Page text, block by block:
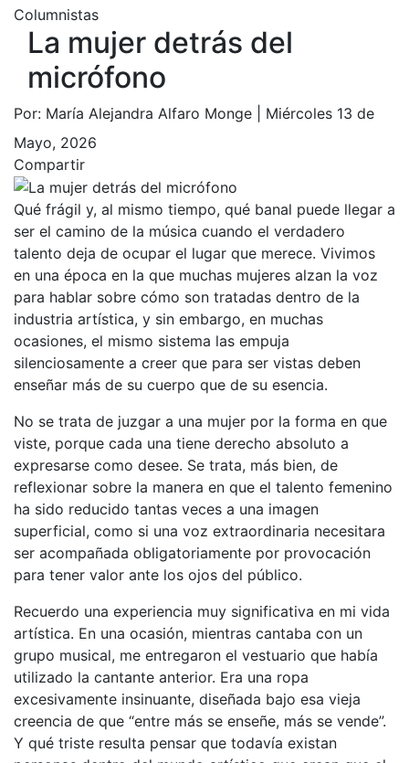
Columnistas
La mujer detrás del
micrófono
Por: María Alejandra Alfaro Monge | Miércoles 13 de
Mayo, 2026
Compartir
Qué frágil y, al mismo tiempo, qué banal puede llegar a
ser el camino de la música cuando el verdadero
talento deja de ocupar el lugar que merece. Vivimos
en una época en la que muchas mujeres alzan la voz
para hablar sobre cómo son tratadas dentro de la
industria artística, y sin embargo, en muchas
ocasiones, el mismo sistema las empuja
silenciosamente a creer que para ser vistas deben
enseñar más de su cuerpo que de su esencia.
No se trata de juzgar a una mujer por la forma en que
viste, porque cada una tiene derecho absoluto a
expresarse como desee. Se trata, más bien, de
reflexionar sobre la manera en que el talento femenino
ha sido reducido tantas veces a una imagen
superficial, como si una voz extraordinaria necesitara
ser acompañada obligatoriamente por provocación
para tener valor ante los ojos del público.
Recuerdo una experiencia muy significativa en mi vida
artística. En una ocasión, mientras cantaba con un
grupo musical, me entregaron el vestuario que había
utilizado la cantante anterior. Era una ropa
excesivamente insinuante, diseñada bajo esa vieja
creencia de que “entre más se enseñe, más se vende”.
Y qué triste resulta pensar que todavía existan